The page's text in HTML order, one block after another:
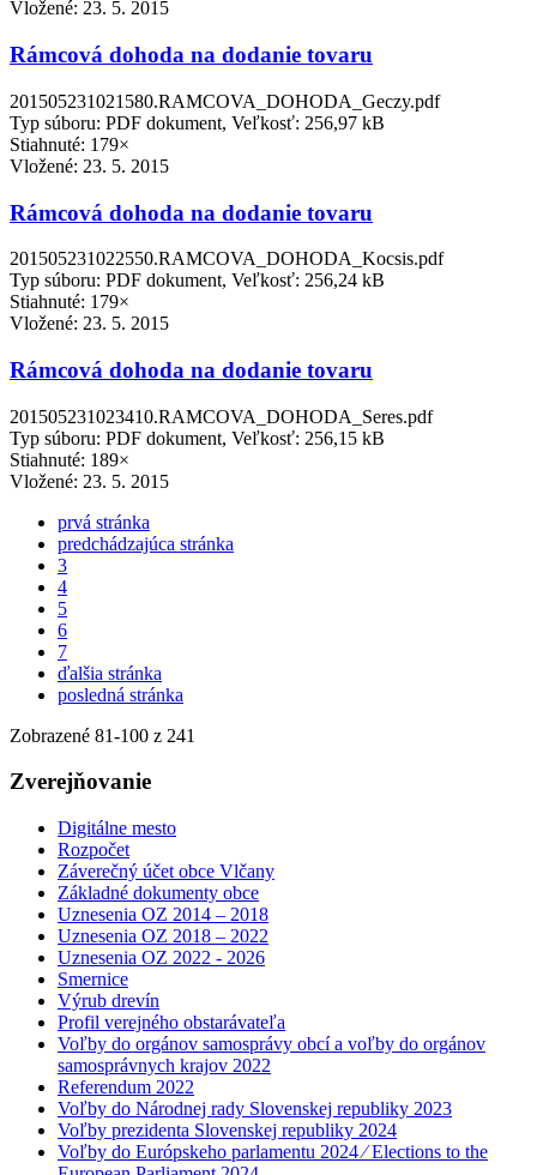
Vložené: 23. 5. 2015
Rámcová dohoda na dodanie tovaru
201505231021580.RAMCOVA_DOHODA_Geczy.pdf
Typ súboru: PDF dokument, Veľkosť: 256,97 kB
Stiahnuté: 179×
Vložené: 23. 5. 2015
Rámcová dohoda na dodanie tovaru
201505231022550.RAMCOVA_DOHODA_Kocsis.pdf
Typ súboru: PDF dokument, Veľkosť: 256,24 kB
Stiahnuté: 179×
Vložené: 23. 5. 2015
Rámcová dohoda na dodanie tovaru
201505231023410.RAMCOVA_DOHODA_Seres.pdf
Typ súboru: PDF dokument, Veľkosť: 256,15 kB
Stiahnuté: 189×
Vložené: 23. 5. 2015
prvá stránka
predchádzajúca stránka
3
4
5
6
7
ďalšia stránka
posledná stránka
Zobrazené 81-100 z 241
Zverejňovanie
Digitálne mesto
Rozpočet
Záverečný účet obce Vlčany
Základné dokumenty obce
Uznesenia OZ 2014 – 2018
Uznesenia OZ 2018 – 2022
Uznesenia OZ 2022 - 2026
Smernice
Výrub drevín
Profil verejného obstarávateľa
Voľby do orgánov samosprávy obcí a voľby do orgánov
samosprávnych krajov 2022
Referendum 2022
Voľby do Národnej rady Slovenskej republiky 2023
Voľby prezidenta Slovenskej republiky 2024
Voľby do Európskeho parlamentu 2024 ⁄ Elections to the